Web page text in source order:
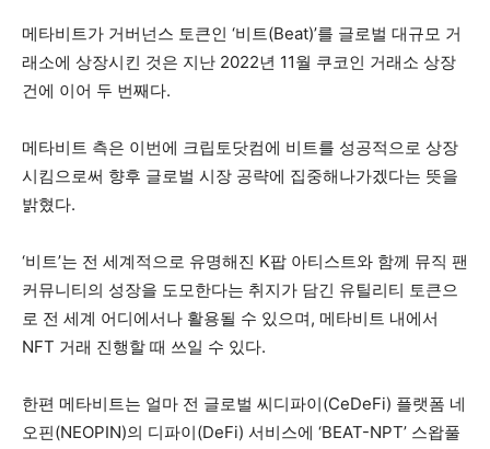
메타비트가 거버넌스 토큰인 ‘비트(Beat)’를 글로벌 대규모 거
래소에 상장시킨 것은 지난 2022년 11월 쿠코인 거래소 상장
건에 이어 두 번째다.
메타비트 측은 이번에 크립토닷컴에 비트를 성공적으로 상장
시킴으로써 향후 글로벌 시장 공략에 집중해나가겠다는 뜻을
밝혔다.
‘비트’는 전 세계적으로 유명해진 K팝 아티스트와 함께 뮤직 팬
커뮤니티의 성장을 도모한다는 취지가 담긴 유틸리티 토큰으
로 전 세계 어디에서나 활용될 수 있으며, 메타비트 내에서
NFT 거래 진행할 때 쓰일 수 있다.
한편 메타비트는 얼마 전 글로벌 씨디파이(CeDeFi) 플랫폼 네
오핀(NEOPIN)의 디파이(DeFi) 서비스에 ‘BEAT-NPT’ 스왑풀